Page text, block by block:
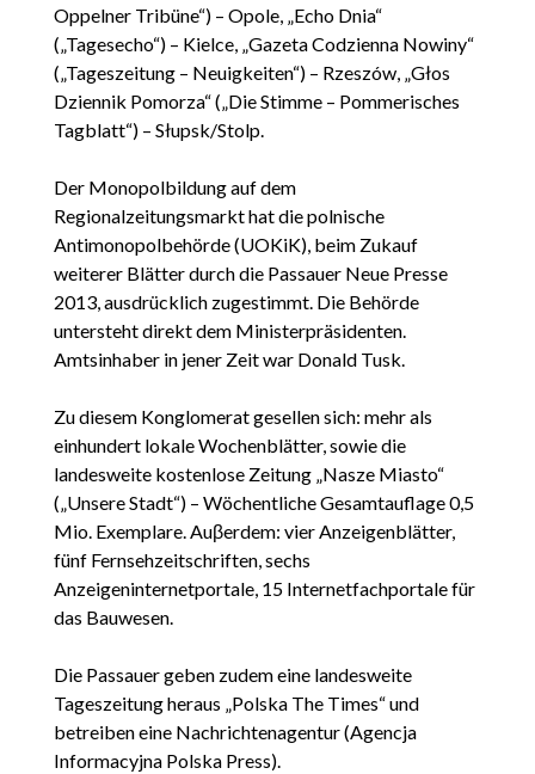
Oppelner Tribüne“) – Opole, „Echo Dnia“
(„Tagesecho“) – Kielce, „Gazeta Codzienna Nowiny“
(„Tageszeitung – Neuigkeiten“) – Rzeszów, „Głos
Dziennik Pomorza“ („Die Stimme – Pommerisches
Tagblatt“) – Słupsk/Stolp.
Der Monopolbildung auf dem
Regionalzeitungsmarkt hat die polnische
Antimonopolbehörde (UOKiK), beim Zukauf
weiterer Blätter durch die Passauer Neue Presse
2013, ausdrücklich zugestimmt. Die Behörde
untersteht direkt dem Ministerpräsidenten.
Amtsinhaber in jener Zeit war Donald Tusk.
Zu diesem Konglomerat gesellen sich: mehr als
einhundert lokale Wochenblätter, sowie die
landesweite kostenlose Zeitung „Nasze Miasto“
(„Unsere Stadt“) – Wöchentliche Gesamtauflage 0,5
Mio. Exemplare. Auβerdem: vier Anzeigenblätter,
fünf Fernsehzeitschriften, sechs
Anzeigeninternetportale, 15 Internetfachportale für
das Bauwesen.
Die Passauer geben zudem eine landesweite
Tageszeitung heraus „Polska The Times“ und
betreiben eine Nachrichtenagentur (Agencja
Informacyjna Polska Press).